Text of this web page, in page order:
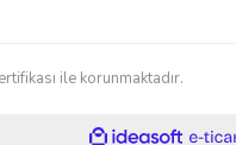
ile korunmaktadır.
ideasoft